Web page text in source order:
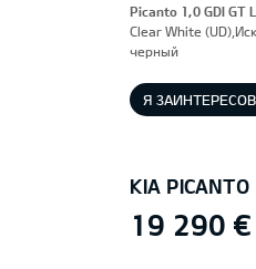
Picanto 1,0 GDI GT
Clear White
черный
Я
KIA PICANTO
19 290 €